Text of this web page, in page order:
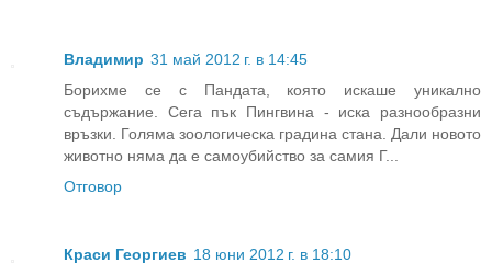
Владимир 31 май 2012 г. в 14:45
Борихме се с Пандата, която искаше уникално
съдържание. Сега пък Пингвина - иска разнообразни
връзки. Голяма зоологическа градина стана. Дали новото
животно няма да е самоубийство за самия Г...
Отговор
Краси Георгиев 18 юни 2012 г. в 18:10